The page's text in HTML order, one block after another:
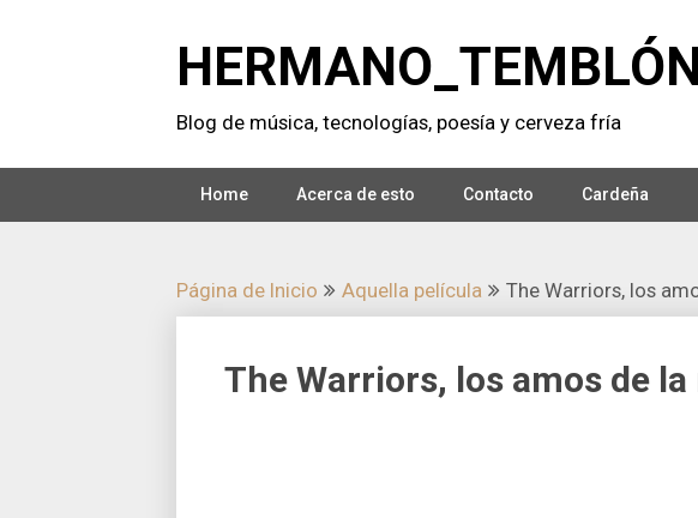
Blog de música, tecnologí­as, poesí­a y cerveza frí­a
Home Acerca de esto Contacto Cardeña
Página de Inicio Aquella pelí­cula The Warriors, los
The Warriors, los amos de